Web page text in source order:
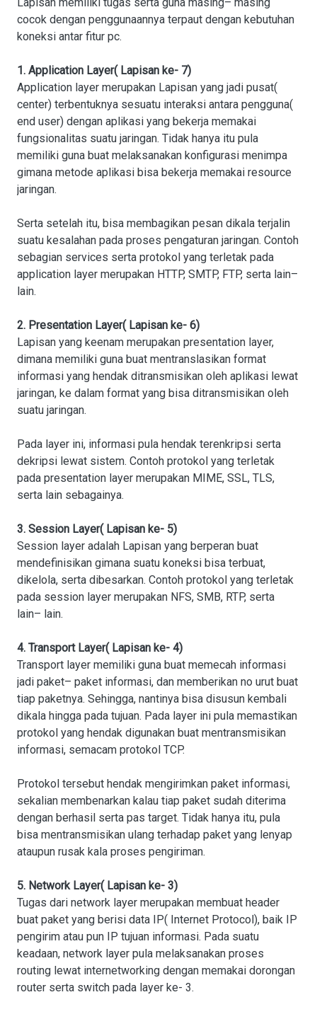
cocok dengan penggunaannya terpaut dengan kebutuhan
koneksi antar fitur pc.
1. Application Layer( Lapisan ke- 7)
Application layer merupakan Lapisan yang jadi pusat(
center) terbentuknya sesuatu interaksi antara pengguna(
end user) dengan aplikasi yang bekerja memakai
fungsionalitas suatu jaringan. Tidak hanya itu pula
memiliki guna buat melaksanakan konfigurasi menimpa
gimana metode aplikasi bisa bekerja memakai resource
jaringan.
Serta setelah itu, bisa membagikan pesan dikala terjalin
suatu kesalahan pada proses pengaturan jaringan. Contoh
sebagian services serta protokol yang terletak pada
application layer merupakan HTTP, SMTP, FTP, serta lain–
lain.
2. Presentation Layer( Lapisan ke- 6)
Lapisan yang keenam merupakan presentation layer,
dimana memiliki guna buat mentranslasikan format
informasi yang hendak ditransmisikan oleh aplikasi lewat
jaringan, ke dalam format yang bisa ditransmisikan oleh
suatu jaringan.
Pada layer ini, informasi pula hendak terenkripsi serta
dekripsi lewat sistem. Contoh protokol yang terletak
pada presentation layer merupakan MIME, SSL, TLS,
serta lain sebagainya.
3. Session Layer( Lapisan ke- 5)
Session layer adalah Lapisan yang berperan buat
mendefinisikan gimana suatu koneksi bisa terbuat,
dikelola, serta dibesarkan. Contoh protokol yang terletak
pada session layer merupakan NFS, SMB, RTP, serta
lain– lain.
4. Transport Layer( Lapisan ke- 4)
Transport layer memiliki guna buat memecah informasi
jadi paket– paket informasi, dan memberikan no urut buat
tiap paketnya. Sehingga, nantinya bisa disusun kembali
dikala hingga pada tujuan. Pada layer ini pula memastikan
protokol yang hendak digunakan buat mentransmisikan
informasi, semacam protokol TCP.
Protokol tersebut hendak mengirimkan paket informasi,
sekalian membenarkan kalau tiap paket sudah diterima
dengan berhasil serta pas target. Tidak hanya itu, pula
bisa mentransmisikan ulang terhadap paket yang lenyap
ataupun rusak kala proses pengiriman.
5. Network Layer( Lapisan ke- 3)
Tugas dari network layer merupakan membuat header
buat paket yang berisi data IP( Internet Protocol), baik IP
pengirim atau pun IP tujuan informasi. Pada suatu
keadaan, network layer pula melaksanakan proses
routing lewat internetworking dengan memakai dorongan
router serta switch pada layer ke- 3.